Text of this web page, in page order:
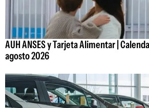
AUH ANSES y Tarjeta Alimentar |
agosto 2026